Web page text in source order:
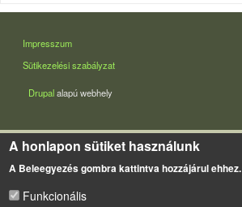
LÁBLÉC
Impresszum
Sütikezelési szabályzat
Drupalalapú webhely
A honlapon sütiket használunk
A Beleegyezés gombra kattintva hozzájárul ehhez.
Funkcionális